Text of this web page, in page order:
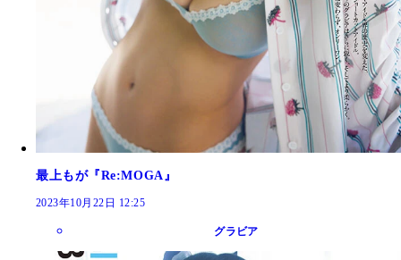
最上もが『Re:MOGA』
2023年10月22日 12:25
グラビア